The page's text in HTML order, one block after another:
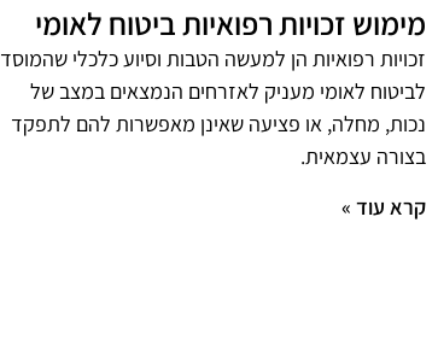
מימוש זכויות רפואיות ביטוח לאומי
זכויות רפואיות הן למעשה הטבות וסיוע כלכלי שהמוסד
לביטוח לאומי מעניק לאזרחים הנמצאים במצב של
נכות, מחלה, או פציעה שאינן מאפשרות להם לתפקד
בצורה עצמאית.
קרא עוד »